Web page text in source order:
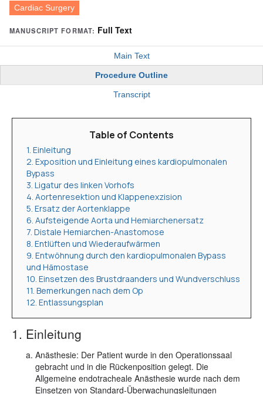
Cardiac Surgery
MANUSCRIPT FORMAT: Full Text
Main Text
Procedure Outline
Transcript
Table of Contents
1. Einleitung
2. Exposition und Einleitung eines kardiopulmonalen
Bypass
3. Ligatur des linken Vorhofs
4. Aortenresektion und Klappenexzision
5. Ersatz der Aortenklappe
6. Aufsteigende Aorta und Hemiarchenersatz
7. Distale Hemiarchen-Anastomose
8. Entlüften und Wiederaufwärmen
9. Entwöhnung durch den kardiopulmonalen Bypass
und Hämostase
10. Einsetzen des Brustdraanders und Wundverschluss
11. Bemerkungen nach dem Op
12. Entlassungsplan
1. Einleitung
Anästhesie: Der Patient wurde in den Operationssaal
gebracht und in die Rückenposition gelegt. Die
Allgemeine endotracheale Anästhesie wurde nach dem
Einsetzen von Standard-Überwachungsleitungen